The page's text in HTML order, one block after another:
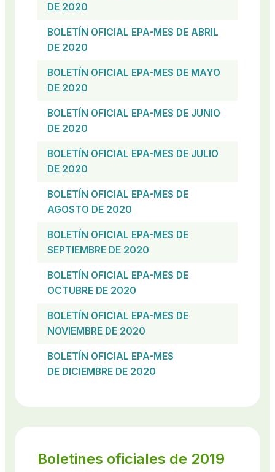
DE 2020
BOLETÍN OFICIAL EPA-MES DE ABRIL
DE 2020
BOLETÍN OFICIAL EPA-MES DE MAYO
DE 2020
BOLETÍN OFICIAL EPA-MES DE JUNIO
DE 2020
BOLETÍN OFICIAL EPA-MES DE JULIO
DE 2020
BOLETÍN OFICIAL EPA-MES DE
AGOSTO DE 2020
BOLETÍN OFICIAL EPA-MES DE
SEPTIEMBRE DE 2020
BOLETÍN OFICIAL EPA-MES DE
OCTUBRE DE 2020
BOLETÍN OFICIAL EPA-MES DE
NOVIEMBRE DE 2020
BOLETÍN OFICIAL EPA-MES
DE DICIEMBRE DE 2020
Boletines oficiales de 2019